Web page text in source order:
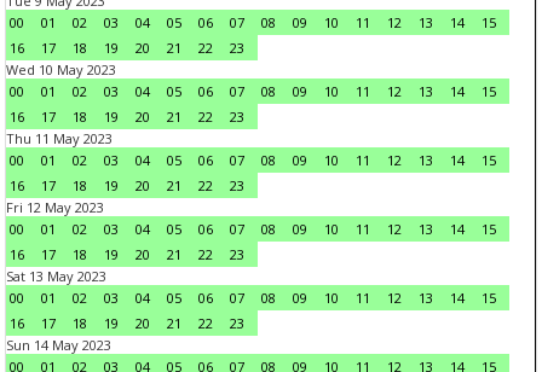
00
01 02 03 04 05 06 07 08 09 10 11 12 13 14
15
16
17 18 19 20 21 22
23
Wed 10 May 2023
00
01 02 03 04 05 06 07 08 09 10 11 12 13 14
15
16
17 18 19 20 21 22
23
Thu 11 May 2023
00
01 02 03 04 05 06 07 08 09 10 11 12 13 14
15
16
17 18 19 20 21 22
23
Fri 12 May 2023
00
01 02 03 04 05 06 07 08 09 10 11 12 13 14
15
16
17 18 19 20 21 22
23
Sat 13 May 2023
00
01 02 03 04 05 06 07 08 09 10 11 12 13 14
15
16
17 18 19 20 21 22
23
Sun 14 May 2023
00
01 02 03 04 05 06 07 08 09 10 11 12 13 14 15